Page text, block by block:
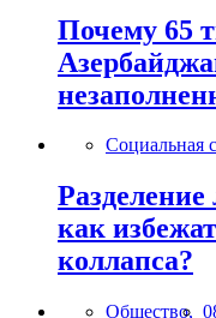
Почему 65
Социальная
как
коллапса?
Общество,